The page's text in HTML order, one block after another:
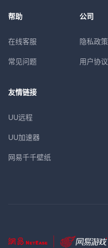
帮助
在线客服
常见问题
公司
隐私政策
用户协议
友情链接
UU远程
UU加速器
网易千千壁纸